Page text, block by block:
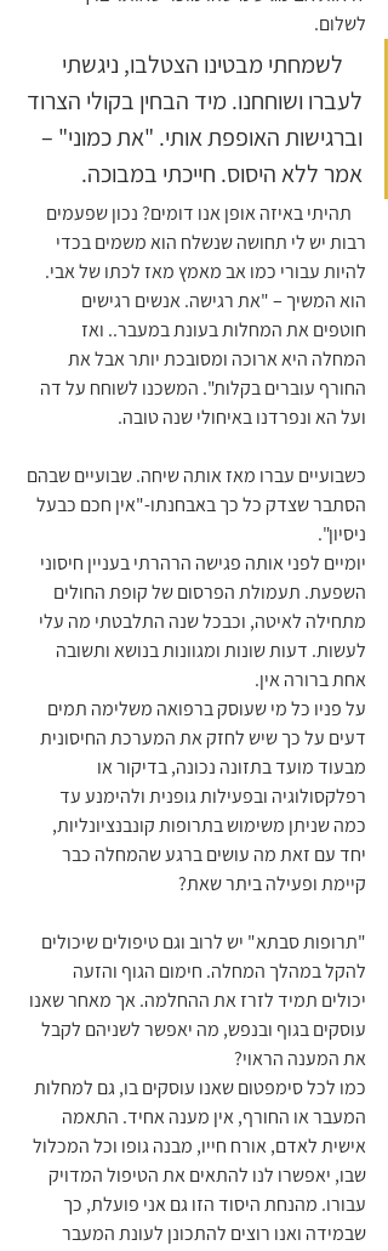
לשלום.
    לשמחתי מבטינו הצטלבו, ניגשתי
לעברו ושוחחנו. מיד הבחין בקולי הצרוד
וברגישות האופפת אותי. "את כמוני" –
אמר ללא היסוס. חייכתי במבוכה.
    תהיתי באיזה אופן אנו דומים? נכון שפעמים
רבות יש לי תחושה שנשלח הוא משמים בכדי
להיות עבורי כמו אב מאמץ מאז לכתו של אבי.
הוא המשיך – "את רגישה. אנשים רגישים
חוטפים את המחלות בעונת במעבר.. ואז
המחלה היא ארוכה ומסובכת יותר אבל את
החורף עוברים בקלות". המשכנו לשוחח על דה
ועל הא ונפרדנו באיחולי שנה טובה.
כשבועיים עברו מאז אותה שיחה. שבועיים שבהם
הסתבר שצדק כל כך באבחנתו-"אין חכם כבעל
ניסיון".
יומיים לפני אותה פגישה הרהרתי בעניין חיסוני
השפעת. תעמולת הפרסום של קופת החולים
מתחילה לאיטה, וכבכל שנה התלבטתי מה עלי
לעשות. דעות שונות ומגוונות בנושא ותשובה
אחת ברורה אין.
על פניו כל מי שעוסק ברפואה משלימה תמים
דעים על כך שיש לחזק את המערכת החיסונית
מבעוד מועד בתזונה נכונה, בדיקור או
רפלקסולוגיה ובפעילות גופנית ולהימנע עד
כמה שניתן משימוש בתרופות קונבנציונליות,
יחד עם זאת מה עושים ברגע שהמחלה כבר
קיימת ופעילה ביתר שאת?
"תרופות סבתא" יש לרוב וגם טיפולים שיכולים
להקל במהלך המחלה. חימום הגוף והזעה
יכולים תמיד לזרז את ההחלמה. אך מאחר שאנו
עוסקים בגוף ובנפש, מה יאפשר לשניהם לקבל
את המענה הראוי?
כמו לכל סימפטום שאנו עוסקים בו, גם למחלות
המעבר או החורף, אין מענה אחיד. התאמה
אישית לאדם, אורח חייו, מבנה גופו וכל המכלול
שבו, יאפשרו לנו להתאים את הטיפול המדויק
עבורו. מהנחת היסוד הזו גם אני פועלת, כך
שבמידה ואנו רוצים להתכונן לעונת המעבר